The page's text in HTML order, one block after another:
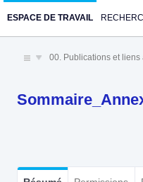
ESPACE DE TRAVAIL
00. Publications et